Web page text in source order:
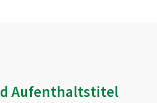
Aufenthaltstitel